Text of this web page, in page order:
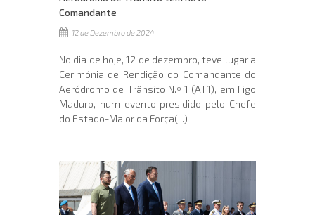
Comandante
12 de Dezembro de 2024
No dia de hoje, 12 de dezembro, teve lugar a
Cerimónia de Rendição do Comandante do
Aeródromo de Trânsito N.º 1 (AT1), em Figo
Maduro, num evento presidido pelo Chefe
do Estado-Maior da Força(...)